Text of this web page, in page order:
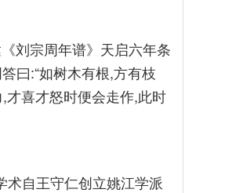
刘宗周年谱》天启六年条
曰:“如树木有根,方有枝
喜才怒时便会走作,此时
术自王守仁创立姚江学派